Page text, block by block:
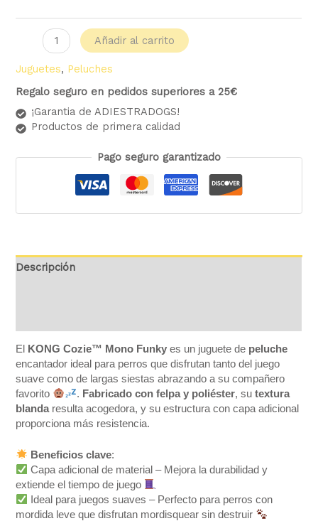
Añadir al carrito
Juguetes, Peluches
Regalo seguro en pedidos superiores a 25€
¡Garantia de ADIESTRADOGS!
Productos de primera calidad
Pago seguro garantizado
Descripción
El KONG Cozie™ Mono Funkyes un juguete de peluche
encantador ideal para perros que disfrutan tanto del juego
suave como de largas siestas abrazando a su compañero
favorito
. Fabricado con felpa y poliéster, su textura
blanda resulta acogedora, y su estructura con capa adicional
proporciona más resistencia.
Beneficios clave:
Capa adicional de material – Mejora la durabilidad y
extiende el tiempo de juego
Ideal para juegos suaves – Perfecto para perros con
mordida leve que disfrutan mordisquear sin destruir